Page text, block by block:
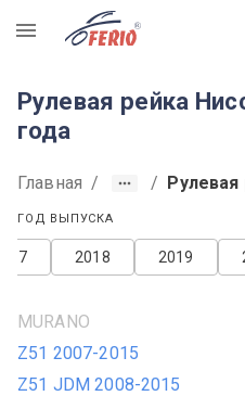
R
Рулевая рейка
года
Главная / / Рулевая
ГОД ВЫПУСКА
2019
2018
MURANO
Z51 2007-2015
Z51 JDM 2008-2015